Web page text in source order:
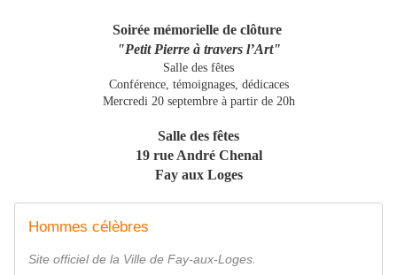
Soirée mémorielle de clôture
"Petit Pierre à travers l’Art"
Salle des fêtes
Conférence, témoignages, dédicaces
Mercredi 20 septembre à partir de 20h
Salle des fêtes
19 rue André Chenal
Fay aux Loges
Hommes célèbres
Site officiel de la Ville de Fay-aux-Loges.